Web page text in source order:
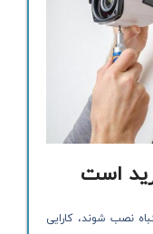
است
نصب شوند، کارایی